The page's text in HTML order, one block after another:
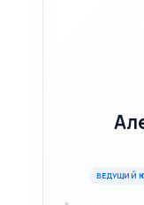
ВЕДУЩИЙ